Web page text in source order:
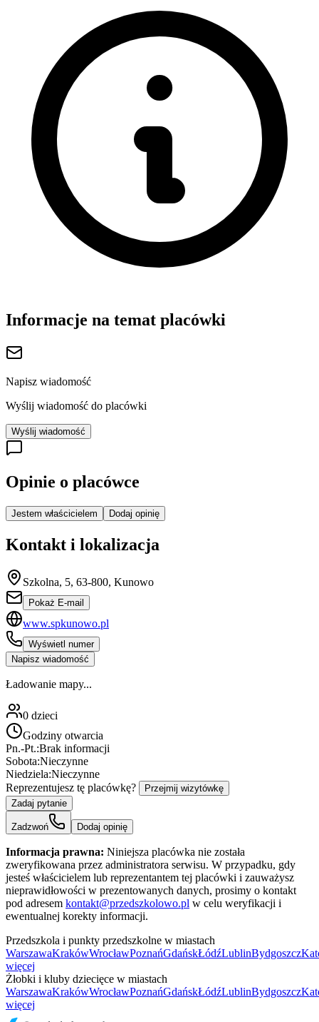
Informacje na temat placówki
Napisz wiadomość
Wyślij wiadomość do placówki
Wyślij wiadomość
Opinie o placówce
Jestem właścicielem Dodaj opinię
Kontakt i lokalizacja
Szkolna, 5, 63-800, Kunowo
Pokaż E-mail
www.spkunowo.pl
Wyświetl numer
Napisz wiadomość
Ładowanie mapy...
0 dzieci
Godziny otwarcia
Pn.-Pt.:Brak informacji
Sobota:Nieczynne
Niedziela:Nieczynne
Reprezentujesz tę placówkę?
Przejmij wizytówkę
Zadaj pytanie
Zadzwoń Dodaj opinię
Informacja prawna: Niniejsza placówka nie została
zweryfikowana przez administratora serwisu. W przypadku, gdy
jesteś właścicielem lub reprezentantem tej placówki i zauważysz
nieprawidłowości w prezentowanych danych, prosimy o kontakt
pod adresem kontakt@przedszkolowo.pl w celu weryfikacji i
ewentualnej korekty informacji.
Przedszkola i punkty przedszkolne w miastach
WarszawaKrakówWrocławPoznańGdańskŁódźLublinBydgoszcz
więcej
Żłobki i kluby dziecięce w miastach
WarszawaKrakówWrocławPoznańGdańskŁódźLublinBydgoszcz
więcej